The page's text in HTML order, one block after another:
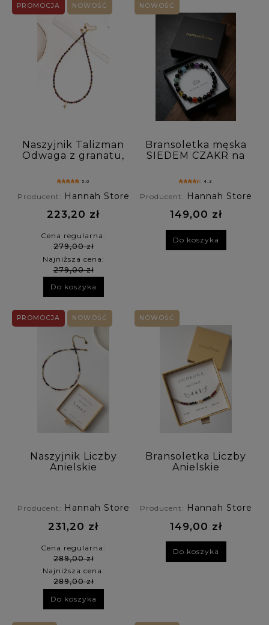
Personalizacja: (wybierz)
Cena: (wybierz)
Nowość: (wybierz)
Promocja: (wybierz)
Naszyjnik Talizman
Odwaga z granatu,
tygrysiego oka
5.0
Producent: Hannah Store
223,20 zł
Cena regularna:
279,00 zł
Najniższa cena:
279,00 zł
Do koszyka
PROMOCJA NOWOŚĆ
Bransoletka męska
SIEDEM CZAKR na
karneol, cytryn,
akwamaryn,
ametyst, kryształ
górski
4.3
Producent: Hannah Store
149,00 zł
Do koszyka
NOWOŚĆ
Naszyjnik Liczby
Anielskie
Producent: Hannah Store
231,20 zł
Cena regularna:
289,00 zł
Najniższa cena:
289,00 zł
Do koszyka
PROMOCJA NOWOŚĆ
Bransoletka Liczby
Anielskie
Producent: Hannah Store
149,00 zł
Do koszyka
NOWOŚĆ